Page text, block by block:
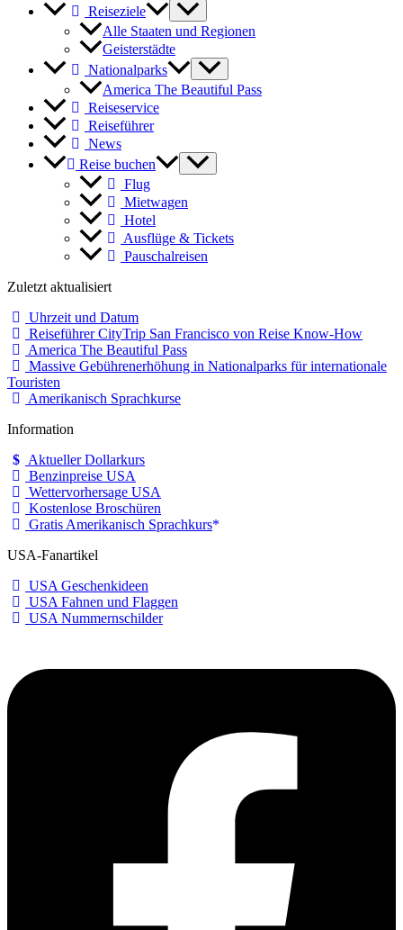
Reiseziele
Alle Staaten und Regionen
Geisterstädte
Nationalparks
America The Beautiful Pass
Reiseservice
Reiseführer
News
Reise buchen
Flug
Mietwagen
Hotel
Ausflüge & Tickets
Pauschalreisen
Zuletzt aktualisiert
Uhrzeit und Datum
Reiseführer CityTrip San Francisco von Reise Know-How
America The Beautiful Pass
Massive Gebührenerhöhung in Nationalparks für internationale
Touristen
Amerikanisch Sprachkurse
Information
Aktueller Dollarkurs
Benzinpreise USA
Wettervorhersage USA
Kostenlose Broschüren
Gratis Amerikanisch Sprachkurs
USA-Fanartikel
USA Geschenkideen
USA Fahnen und Flaggen
USA Nummernschilder